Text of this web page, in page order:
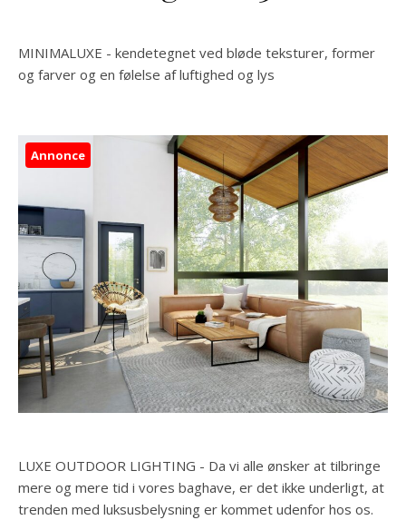
MINIMALUXE - kendetegnet ved bløde teksturer, former
og farver og en følelse af luftighed og lys
Annonce
LUXE OUTDOOR LIGHTING - Da vi alle ønsker at tilbringe
mere og mere tid i vores baghave, er det ikke underligt, at
trenden med luksusbelysning er kommet udenfor hos os.